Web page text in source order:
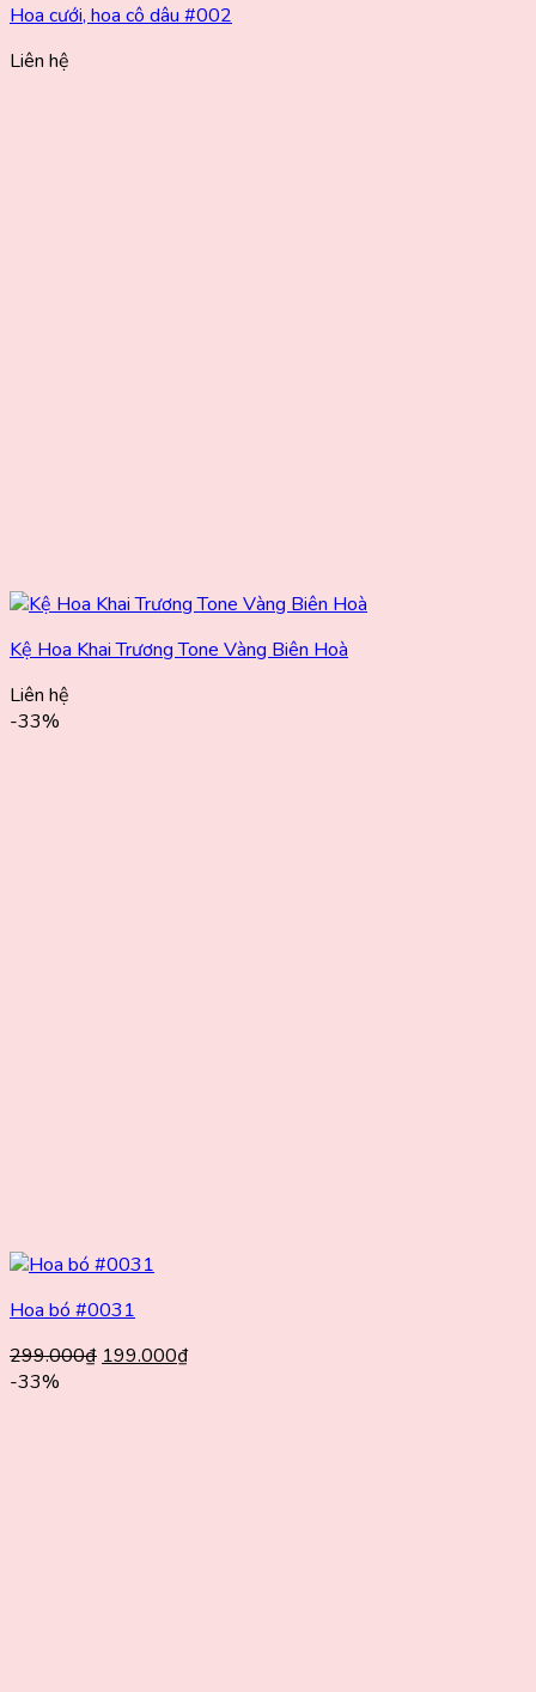
Hoa cưới, hoa cô dâu #002
Liên hệ
Kệ Hoa Khai Trương Tone Vàng Biên Hoà
Liên hệ
-33%
Hoa bó #0031
299.000₫ Giá
199.000₫Giá
-33%